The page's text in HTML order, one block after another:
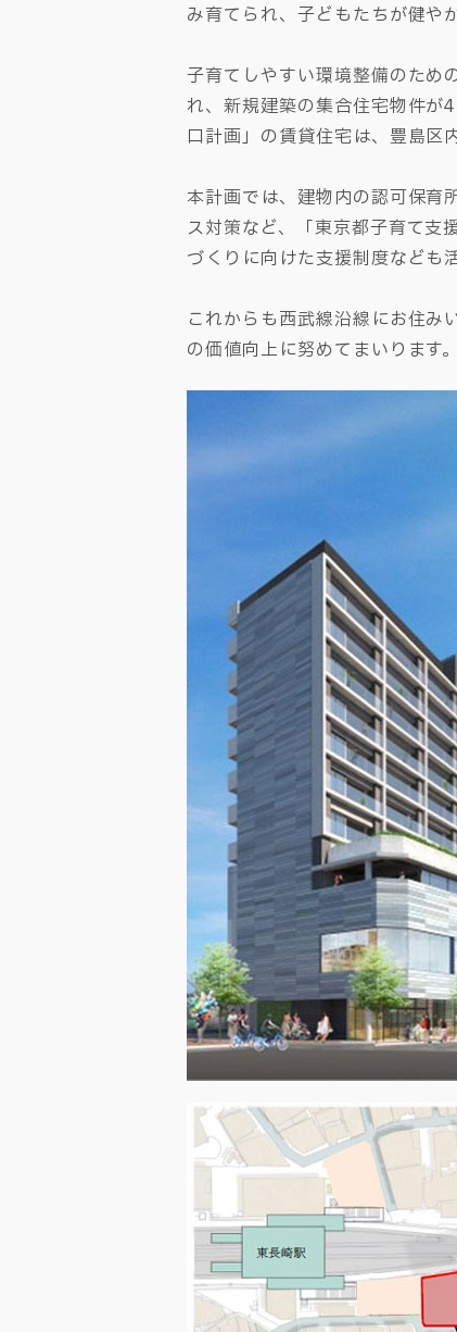
み育てられ、子どもたちが健や
子育てしやすい環境整備のため
れ、新規建築の集合住宅物件が
口計画」の賃貸住宅は、豊島区
本計画では、建物内の認可保育
ス対策など、「東京都子育て支
づくりに向けた支援制度なども
これからも西武線沿線にお住み
の価値向上に努めてまいります。